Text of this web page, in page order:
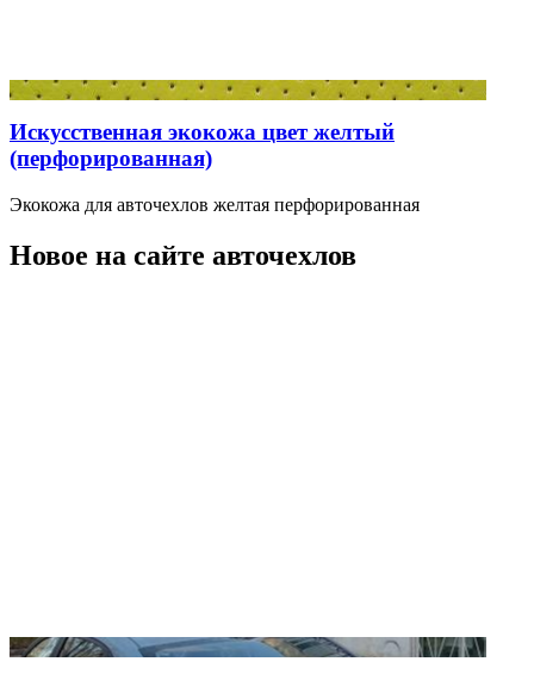
Искусственная экокожа цвет желтый
(перфорированная)
Экокожа для авточехлов желтая перфорированная
Новое на сайте авточехлов